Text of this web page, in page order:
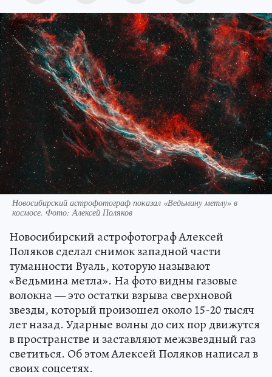
Новосибирский астрофотограф показал «Ведьмину метлу» в
космосе. Фото: Алексей Поляков
Новосибирский астрофотограф Алексей
Поляков сделал снимок западной части
туманности Вуаль, которую называют
«Ведьмина метла». На фото видны газовые
волокна — это остатки взрыва сверхновой
звезды, который произошел около 15-20 тысяч
лет назад. Ударные волны до сих пор движутся
в пространстве и заставляют межзвездный газ
светиться. Об этом Алексей Поляков написал в
своих соцсетях.